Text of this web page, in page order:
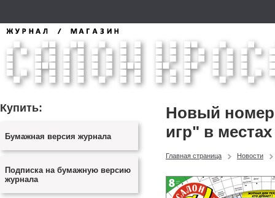
Купить:
Бумажная версия журнала
Подписка на бумажную версию
журнала
Новый номер
игр" в
Главная страница Новости